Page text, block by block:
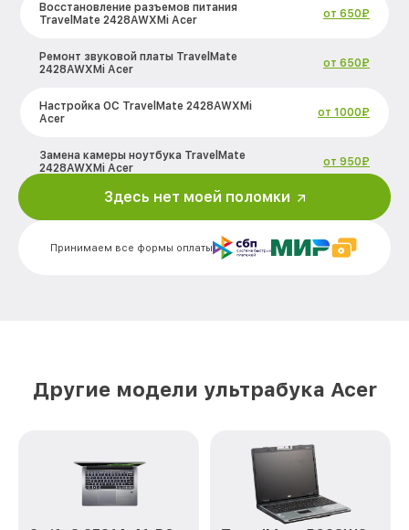
Восстановление разъемов питания
TravelMate 2428AWXMi Acer
от 650₽
Ремонт звуковой платы TravelMate
2428AWXMi Acer
от 650₽
Настройка ОС TravelMate 2428AWXMi
Acer
от 1000₽
Замена камеры ноутбука TravelMate
2428AWXMi Acer
от 950₽
Ремонт Wi-Fi TravelMate 2428AWXMi
Acer
Ремонт южного моста TravelMate
от 1900₽
Замена матрицы TravelMate 2428AWXMi
Замена HDD (замена жёсткого диска)
TravelMate 2428AWXMi Acer
Замена HDMI порта TravelMate
от 750₽
Принимаем все формы оплаты
Здесь нет моей поломки
Другие модели ультрабука Acer